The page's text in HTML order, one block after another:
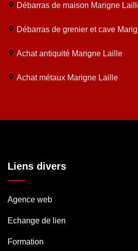
Débarras de maison Marigne
Débarras de grenier et cave
Achat antiquité Marigne Laille
Achat métaux Marigne Laille
Liens divers
Agence web
Echange de lien
Formation